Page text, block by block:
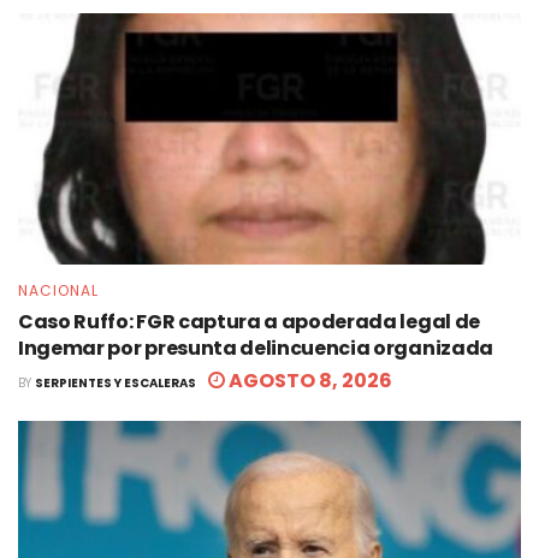
NACIONAL
Caso Ruffo: FGR captura a apoderada legal de
Ingemar por presunta delincuencia organizada
BY SERPIENTES Y ESCALERAS AGOSTO 8, 2026